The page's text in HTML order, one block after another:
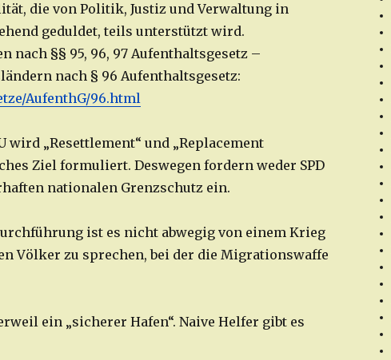
die von Politik, Justiz und Verwaltung in
geduldet, teils unterstützt wird.
nach §§ 95, 96, 97 Aufenthaltsgesetz –
nach § 96 Aufenthaltsgesetz:
AufenthG/96.html
wird „Resettlement“ und „Replacement
Ziel formuliert. Deswegen fordern weder SPD
nationalen Grenzschutz ein.
ist es nicht abwegig von einem Krieg
Völker zu sprechen, bei der die Migrationswaffe
ein „sicherer Hafen“. Naive Helfer gibt es